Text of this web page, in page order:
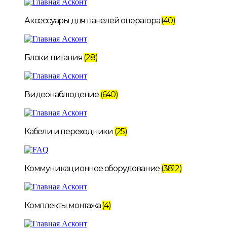
Аксессуары для панелей оператора(40)
Блоки питания (28)
Видеонаблюдение (640)
Кабели и переходники (25)
Коммуникационное оборудование (3812)
Комплекты монтажа(4)